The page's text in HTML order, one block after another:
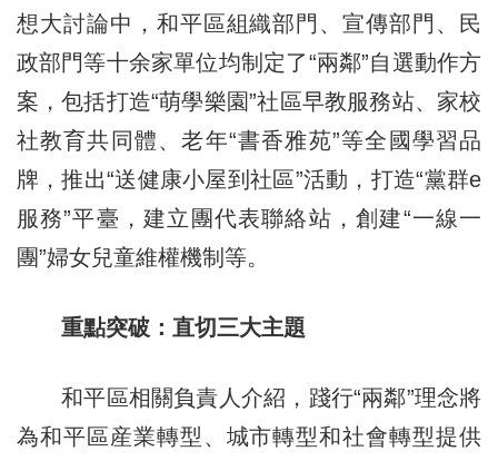
想大討論中，和平區組織部門、宣傳部門、民
政部門等十余家單位均制定了“兩鄰”自選動作方
案，包括打造“萌學樂園”社區早教服務站、家校
社教育共同體、老年“書香雅苑”等全國學習品
牌，推出“送健康小屋到社區”活動，打造“黨群e
服務”平臺，建立團代表聯絡站，創建“一線一
團”婦女兒童維權機制等。
重點突破：直切三大主題
和平區相關負責人介紹，踐行“兩鄰”理念將
為和平區産業轉型、城市轉型和社會轉型提供